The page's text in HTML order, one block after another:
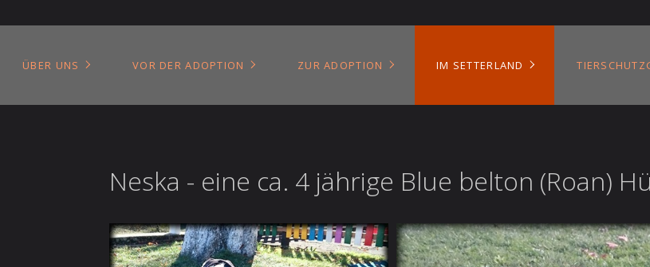
ÜBER UNS VOR DER ADOPTION ZUR ADOPTION IM SETTERLAND
Neska - eine ca. 4 jährige Blue belton (Roan)